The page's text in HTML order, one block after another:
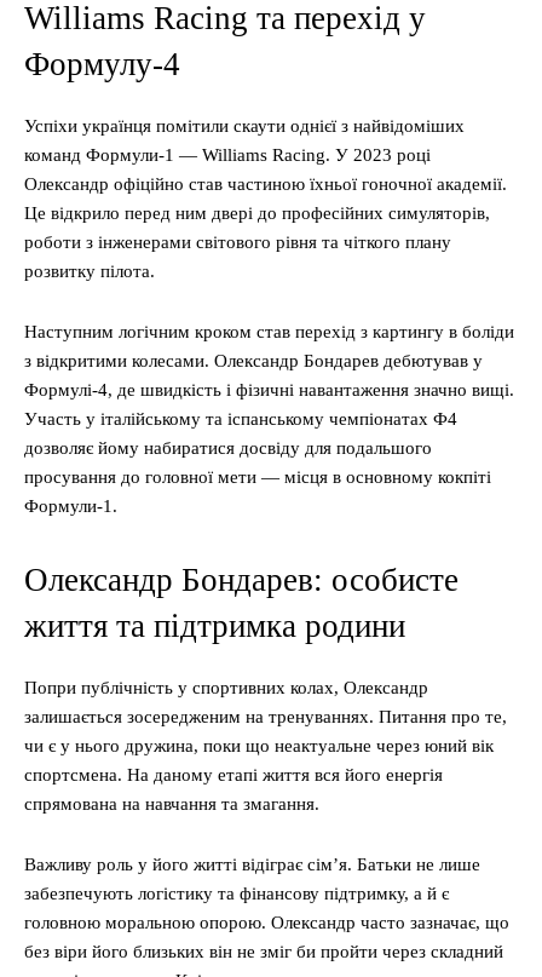
Williams Racing та перехід у
Формулу-4
Успіхи українця помітили скаути однієї з найвідоміших
команд Формули-1 — Williams Racing. У 2023 році
Олександр офіційно став частиною їхньої гоночної академії.
Це відкрило перед ним двері до професійних симуляторів,
роботи з інженерами світового рівня та чіткого плану
розвитку пілота.
Наступним логічним кроком став перехід з картингу в боліди
з відкритими колесами. Олександр Бондарев дебютував у
Формулі-4, де швидкість і фізичні навантаження значно вищі.
Участь у італійському та іспанському чемпіонатах Ф4
дозволяє йому набиратися досвіду для подальшого
просування до головної мети — місця в основному кокпіті
Формули-1.
Олександр Бондарев: особисте
життя та підтримка родини
Попри публічність у спортивних колах, Олександр
залишається зосередженим на тренуваннях. Питання про те,
чи є у нього дружина, поки що неактуальне через юний вік
спортсмена. На даному етапі життя вся його енергія
спрямована на навчання та змагання.
Важливу роль у його житті відіграє сім’я. Батьки не лише
забезпечують логістику та фінансову підтримку, а й є
головною моральною опорою. Олександр часто зазначає, що
без віри його близьких він не зміг би пройти через складний